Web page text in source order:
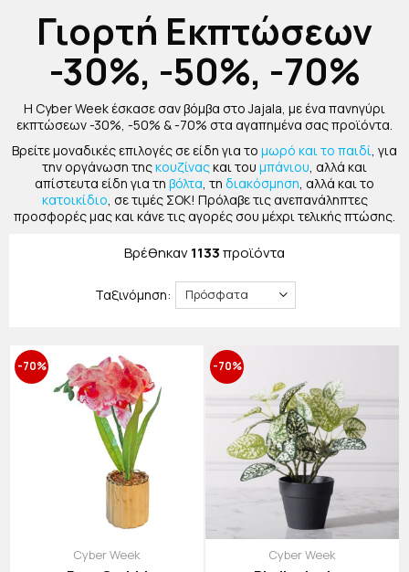
Γιορτή Εκπτώσεων
-30%, -50%, -70%
Η Cyber Week έσκασε σαν βόμβα στο Jajala, με ένα πανηγύρι
εκπτώσεων -30%, -50% & -70% στα αγαπημένα σας προϊόντα.
Βρείτε μοναδικές επιλογές σε είδη για το μωρό και το παιδί , για
την οργάνωση τηςκουζίναςκαι του μπάνιου , αλλά και
απίστευτα είδη για τη βόλτα , τη διακόσμηση , αλλά και το
κατοικίδιο , σε τιμές ΣΟΚ! Πρόλαβε τις ανεπανάληπτες
προσφορές μας και κάνε τις αγορές σου μέχρι τελικής πτώσης.
Βρέθηκαν1133προϊόντα
Ταξινόμηση:
-70%
Cyber Week
-70%
Cyber Week